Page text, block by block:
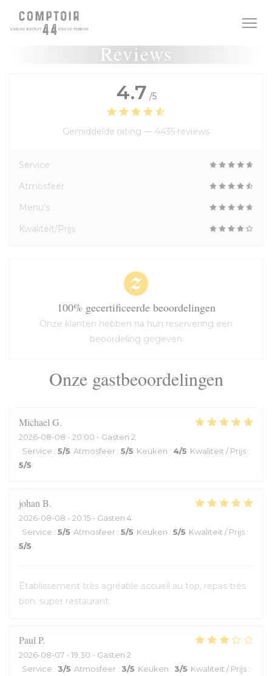
Cookies beheer paneel
Reviews
Onze gastbeoordelingen
Michael G
2026-08-08 - 20:00 - Gasten 2
Service : 5/5 Atmosfeer : 5/5 Keuken : 4/5 Kwaliteit / Prijs :
5/5
johan B
2026-08-08 - 20:15 - Gasten 4
Service : 5/5 Atmosfeer : 5/5 Keuken : 5/5 Kwaliteit / Prijs :
5/5
Établissement très agréable accueil au top, repas très
bon. super restaurant.
Paul P
2026-08-07 - 19:30 - Gasten 2
Service : 3/5 Atmosfeer : 3/5 Keuken : 3/5 Kwaliteit / Prijs :
4.7 /5
Gemiddelde rating — 4435 reviews
Service
Atmosfeer
Menu's
Kwaliteit/Prijs
100% gecertificeerde beoordelingen
Onze klanten hebben na hun reservering een
beoordeling gegeven